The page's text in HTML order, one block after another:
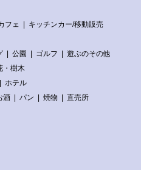
フェ
キッチンカー/移動販売
公園 ゴルフ
遊ぶのその他
・樹木
ホテル
酒 パン 焼物
直売所